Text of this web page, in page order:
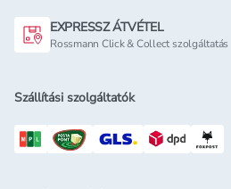
EXPRESSZ ÁTVÉTEL
Rossmann Click & Collect szolgáltatás
Szállítási szolgáltatók